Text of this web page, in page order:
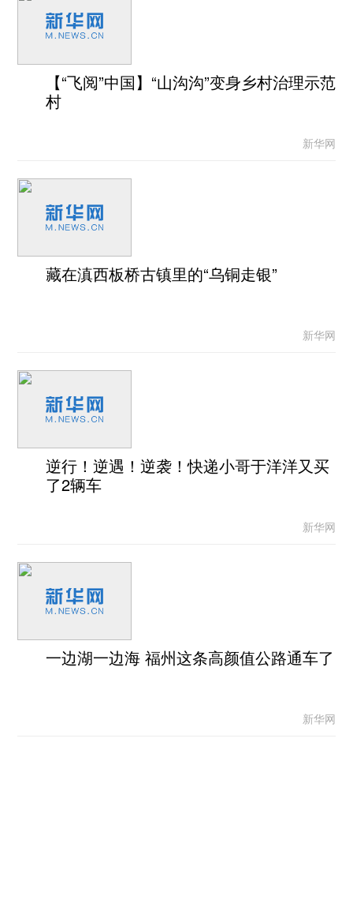
【“飞阅”中国】“山沟沟”变身乡村治理示范
村
新华网
藏在滇西板桥古镇里的“乌铜走银”
新华网
逆行！逆遇！逆袭！快递小哥于洋洋又买
了2辆车
新华网
一边湖一边海 福州这条高颜值公路通车了
新华网